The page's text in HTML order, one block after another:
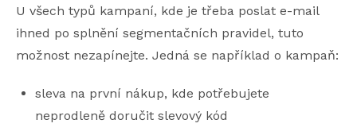
U všech typů kampaní, kde je třeba poslat e-mail
ihned po splnění segmentačních pravidel, tuto
možnost nezapínejte. Jedná se například o kampaň:
sleva na první nákup, kde potřebujete
neprodleně doručit slevový kód